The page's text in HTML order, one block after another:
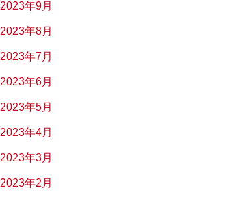
2023年9月
2023年8月
2023年7月
2023年6月
2023年5月
2023年4月
2023年3月
2023年2月